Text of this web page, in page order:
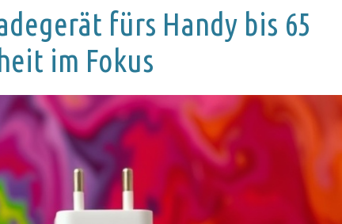
fürs Handy bis 65
im Fokus